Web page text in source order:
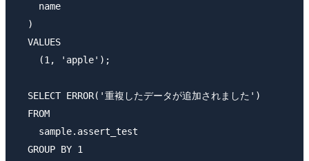
    name
  )
  VALUES
    (1, 'apple');
  SELECT ERROR('重複したデータが追加されました')
  FROM
    sample.assert_test
  GROUP BY 1